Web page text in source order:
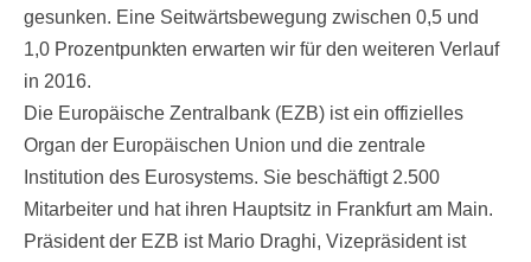
gesunken. Eine Seitwärtsbewegung zwischen 0,5 und
1,0 Prozentpunkten erwarten wir für den weiteren Verlauf
in 2016.
Die Europäische Zentralbank (EZB) ist ein offizielles
Organ der Europäischen Union und die zentrale
Institution des Eurosystems. Sie beschäftigt 2.500
Mitarbeiter und hat ihren Hauptsitz in Frankfurt am Main.
Präsident der EZB ist Mario Draghi, Vizepräsident ist